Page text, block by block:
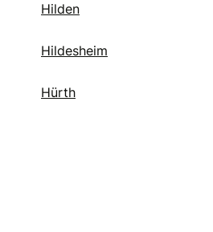
Hilden
Hildesheim
Hürth